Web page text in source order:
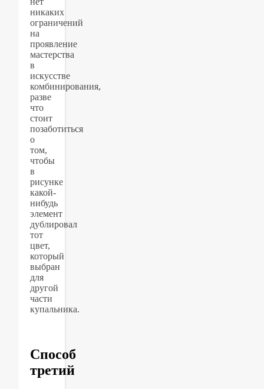
никаких
ограничений
на
проявление
мастерства
в
искусстве
комбинирования,
разве
что
стоит
позаботиться
о
том,
чтобы
в
рисунке
какой-
нибудь
элемент
дублировал
тот
цвет,
который
выбран
для
другой
части
купальника.
Способ
третий